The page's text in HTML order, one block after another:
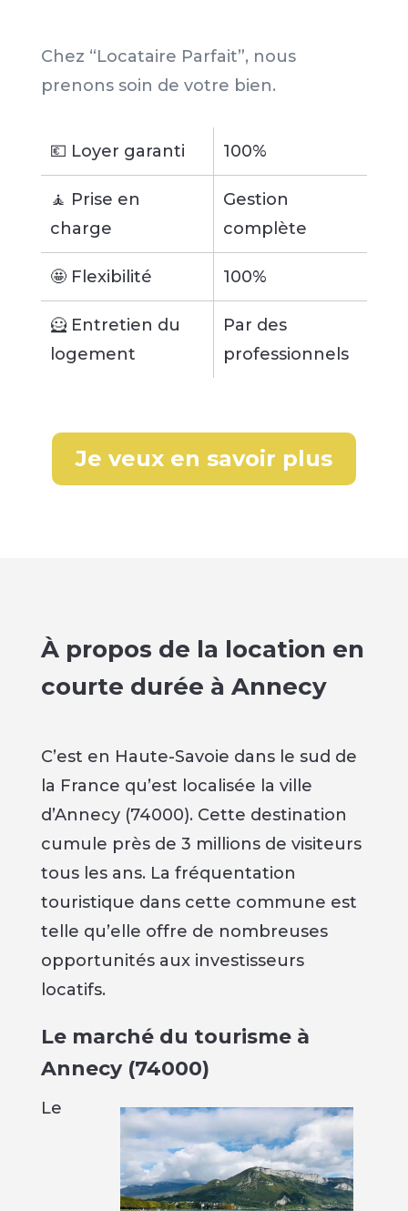
Chez “Locataire Parfait”, nous
prenons soin de votre bien.
💶 Loyer garanti 100%
🧘 Prise en
charge
Gestion
complète
🤩 Flexibilité 100%
🦸 Entretien du
logement
Par des
professionnels
Je veux en savoir plus
À propos de la location en
courte durée à Annecy
C’est en Haute-Savoie dans le sud de
la France qu’est localisée la ville
d’Annecy (74000). Cette destination
cumule près de 3 millions de visiteurs
tous les ans. La fréquentation
touristique dans cette commune est
telle qu’elle offre de nombreuses
opportunités aux investisseurs
locatifs.
Le marché du tourisme à
Annecy (74000)
Le